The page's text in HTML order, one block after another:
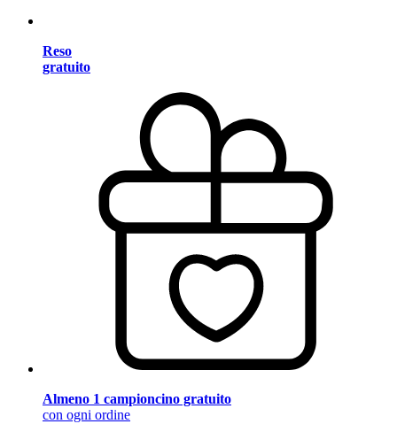
Reso
gratuito
Almeno 1 campioncino gratuito
con ogni ordine